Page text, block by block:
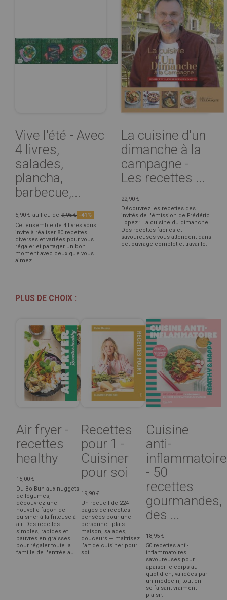
Vive l'été - Avec
4 livres,
salades,
plancha,
barbecue,...
5,90 € au lieu de 9,95 € -41%
Cet ensemble de 4 livres vous
invite à réaliser 80 recettes
diverses et variées pour vous
régaler et partager un bon
moment avec ceux que vous
aimez.
La cuisine d'un
dimanche à la
campagne -
Les recettes ...
22,90 €
Découvrez les recettes des
invités de l'émission de Frédéric
Lopez : La cuisine du dimanche.
Des recettes faciles et
savoureuses vous attendent dans
cet ouvrage complet et travaillé.
PLUS DE CHOIX :
Air fryer -
recettes
healthy
15,00 €
Du Bo Bun aux nuggets
de légumes,
découvrez une
nouvelle façon de
cuisiner à la friteuse à
air. Des recettes
simples, rapides et
pauvres en graisses
pour régaler toute la
famille de l'entrée au
Recettes
pour 1 -
Cuisiner
pour soi
19,90 €
Un recueil de 224
pages de recettes
pensées pour une
personne : plats
maison, salades,
douceurs — maîtrisez
l’art de cuisiner pour
soi.
Cuisine
anti-
inflammatoire
- 50
recettes
gourmandes,
des ...
18,95 €
50 recettes anti-
inflammatoires
savoureuses pour
apaiser le corps au
quotidien, validées par
un médecin, tout en
se faisant vraiment
plaisir.